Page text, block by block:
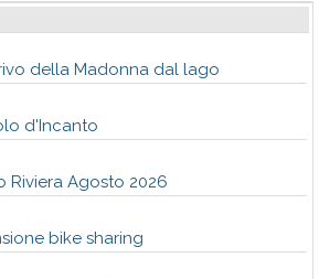
della Madonna dal lago
d'Incanto
Riviera Agosto 2026
bike sharing